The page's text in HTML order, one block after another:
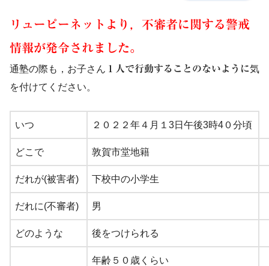
リューピーネットより，不審者に関する警戒
情報が発令されました。
通塾の際も，お子さん １人で行動することのないように気
を付けてください。
いつ ２０２２年４月１3日午後3時4０分頃
どこで 敦賀市堂地籍
だれが(被害者) 下校中の小学生
だれに(不審者) 男
どのような 後をつけられる
年齢５０歳くらい